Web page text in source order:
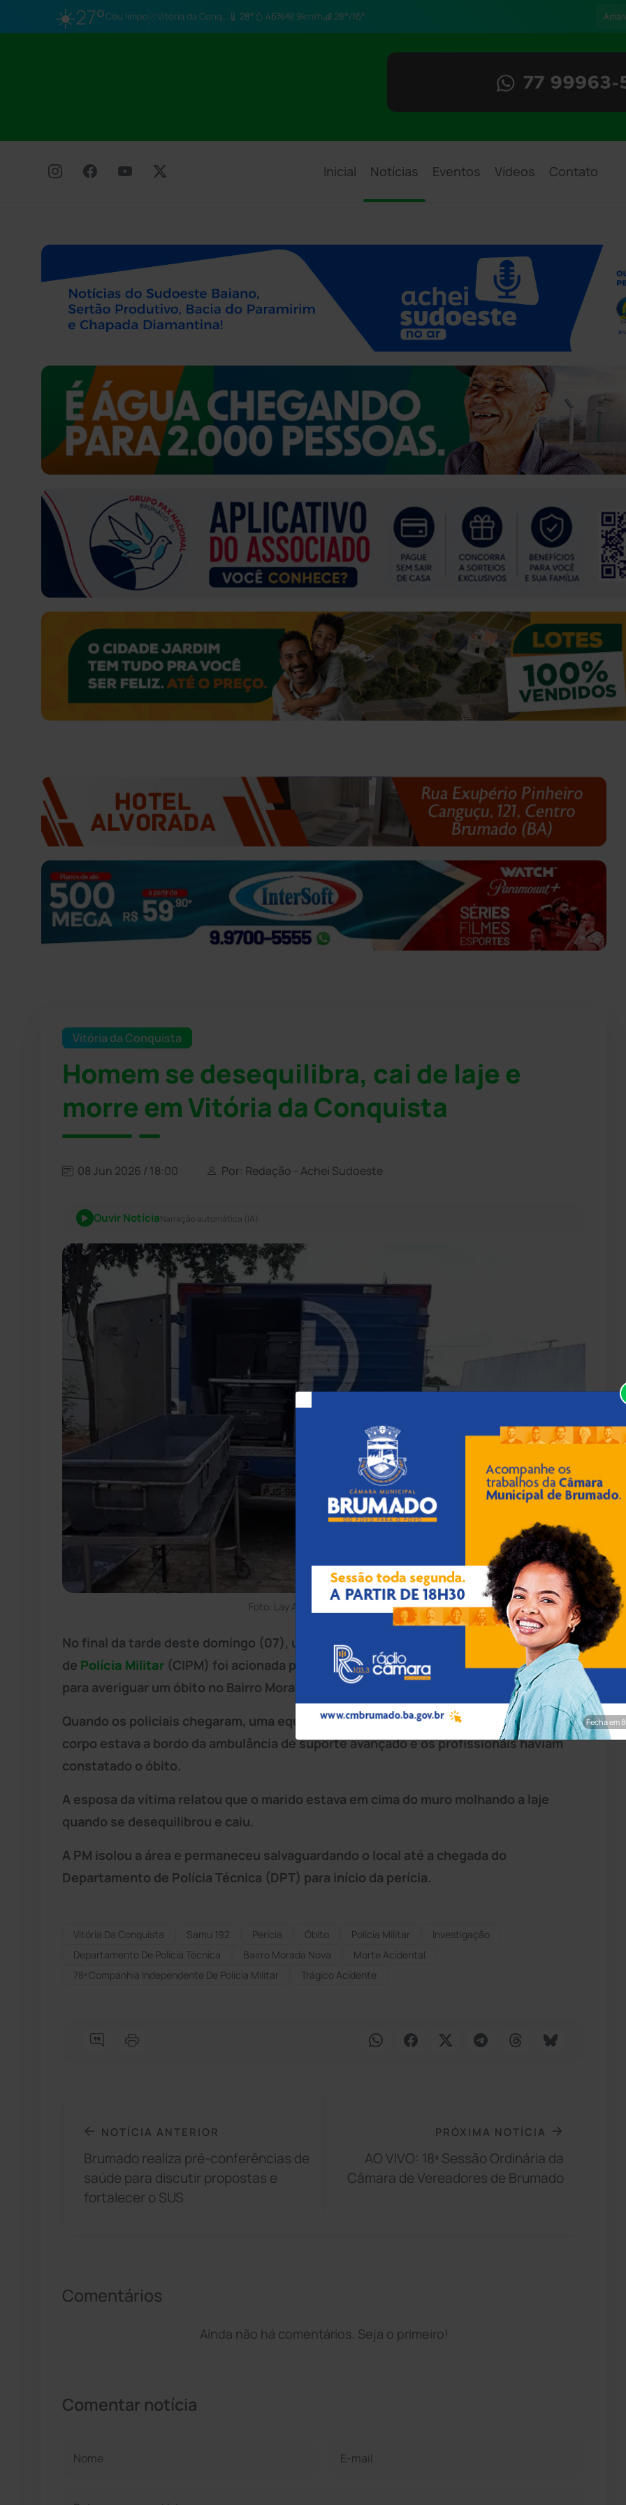
☀️27°Céu limpo Vitória da Conq… 28° 46% 9km/h 28°/16°
Inicial Notícias Eventos Vídeos Contato
Vitória da Conquista
Homem se desequilibra, cai de laje e
morre em Vitória da Conquista
08 Jun 2026 / 18:00 Por: Redação - Achei Sudoeste
Ouvir NotíciaNarração automática (IA)
Foto: Lay Amorim/Achei Sudoeste
No final da tarde deste domingo (07), uma guarnição da 78ª Companhia Independente
de Polícia Militar (CIPM) foi acionada pelo Centro Integrado de Comunicação (Cicom)
para averiguar um óbito no Bairro Morada Nova, em
Quando os policiais chegaram, uma equipe do Samu 192 já se encontrava no local. O
corpo estava a bordo da ambulância de suporte avançado e os profissionais haviam
constatado o óbito.
A esposa da vítima relatou que o marido estava em cima do muro molhando a laje
quando se desequilibrou e caiu.
A PM isolou a área e permaneceu salvaguardando o local até a chegada do
Departamento de Polícia Técnica (DPT) para início da perícia.
Vitória Da Conquista Samu 192 Perícia Óbito Polícia Militar
Investigação
Departamento De Polícia Técnica
Bairro Morada Nova
Morte Acidental
78ª Companhia Independente De Polícia Militar
Trágico Acidente
NOTÍCIA ANTERIOR
Brumado realiza pré-conferências de
saúde para discutir propostas e
fortalecer o SUS
PRÓXIMA NOTÍCIA
AO VIVO: 18ª Sessão Ordinária da
Câmara de Vereadores de Brumado
Comentários
Ainda não há comentários. Seja o primeiro!
Comentar notícia
Fecha em